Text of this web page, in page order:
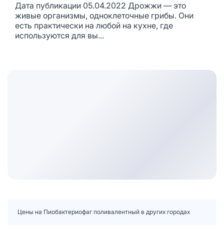
Дата публикации 05.04.2022 Дрожжи — это
живые организмы, одноклеточные грибы. Они
есть практически на любой на кухне, где
используются для вы...
Цены на Пиобактериофаг поливалентный в других городах